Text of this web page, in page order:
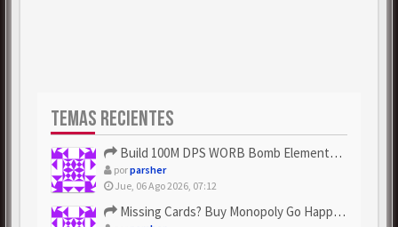
TEMAS RECIENTES
Build 100M DPS WORB Bomb Elementalist Fast - Grab POE Curren...
porparsher
Jue, 06 Ago 2026, 07:12
Missing Cards? Buy Monopoly Go Happy Harvest with Looney Tun...